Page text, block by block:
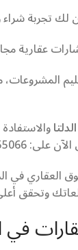
تجربة شراء
عقارية
المشروعات،
0403355066.
العقاري في
وتحقق
في